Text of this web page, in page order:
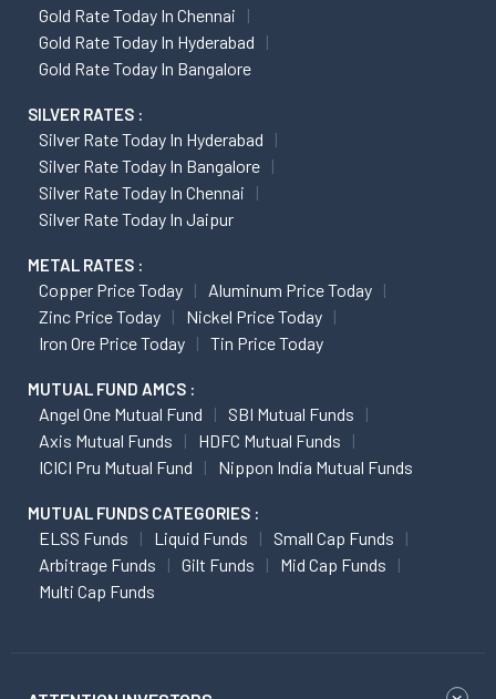
Gold Rate Today In Chennai
Gold Rate Today In Hyderabad
Gold Rate Today In Bangalore
SILVER RATES :
Silver Rate Today In Hyderabad
Silver Rate Today In Bangalore
Silver Rate Today In Chennai
Silver Rate Today In Jaipur
METAL RATES :
Copper Price Today
Aluminum Price Today
Zinc Price Today
Nickel Price Today
Iron Ore Price Today
Tin Price Today
MUTUAL FUND AMCS :
Angel One Mutual Fund
SBI Mutual Funds
Axis Mutual Funds
HDFC Mutual Funds
ICICI Pru Mutual Fund
Nippon India Mutual Funds
MUTUAL FUNDS CATEGORIES :
ELSS Funds Liquid Funds
Small Cap Funds
Arbitrage Funds
Gilt Funds
Mid Cap Funds
Multi Cap Funds